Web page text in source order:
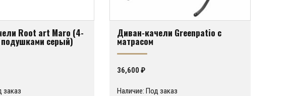
Root art Maro (4-
серый)
заказ
Диван-качели Greenpatio с
матрасом
36,600 ₽
Наличие: Под заказ